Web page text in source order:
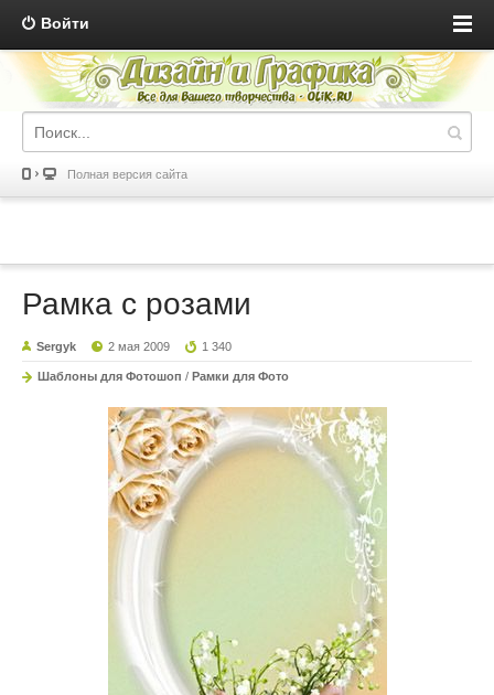
Войти
Полная версия сайта
Рамка с розами
Sergyk 2 мая 2009 1 340
Шаблоны для Фотошоп / Рамки для Фото